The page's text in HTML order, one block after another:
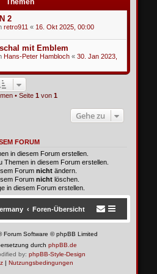
2
retro911 « 16. Okt 2025, 00:00
mit Emblem
Hans-Peter Hambloch «30. Jan 2023,
• Seite 1 von 1
Gehe zu
FORUM
in diesem Forum erstellen.
Themen in diesem Forum erstellen.
Forumnicht ändern.
Forumnicht löschen.
in diesem Forum erstellen.
Foren-Übersicht
Forum Software © phpBB Limited
durch phpBB.de
by: phpBB-Style-Design
| Nutzungsbedingungen